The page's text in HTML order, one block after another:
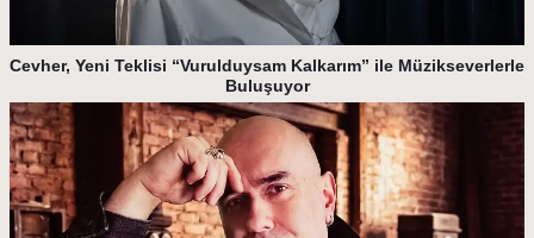
Cevher, Yeni Teklisi “Vurulduysam Kalkarım” ile Müzikseverlerle
Buluşuyor